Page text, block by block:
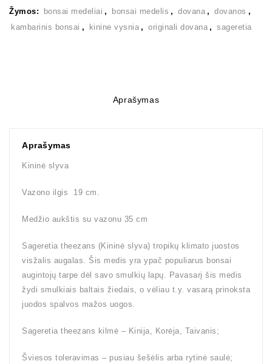
Žymos: bonsai medeliai , bonsai medelis , dovana , dovanos ,
kambarinis bonsai , kinine vysnia , originali dovana , sageretia
Aprašymas
Aprašymas
Kininė slyva
Vazono ilgis 19 cm.
Medžio aukštis su vazonu 35 cm
Sageretia theezans (Kininė slyva) tropikų klimato juostos
visžalis augalas. Šis medis yra ypač populiarus bonsai
augintojų tarpe dėl savo smulkių lapų. Pavasarį šis medis
žydi smulkiais baltais žiedais, o vėliau t.y. vasarą prinoksta
juodos spalvos mažos uogos.
Sageretia theezans kilmė – Kinija, Korėja, Taivanis;
Šviesos toleravimas – pusiau šešėlis arba rytinė saulė;